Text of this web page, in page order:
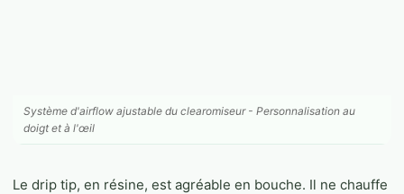
Système d'airflow ajustable du clearomiseur - Personnalisation au
doigt et à l'œil
Le drip tip, en résine, est agréable en bouche. Il ne chauffe